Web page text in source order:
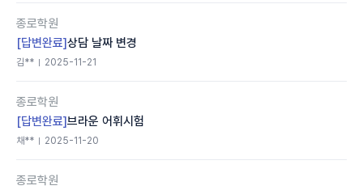
종로학원
[답변완료]상담 날짜 변경
김** 2025-11-21
종로학원
[답변완료]브라운 어휘시험
채** 2025-11-20
종로학원